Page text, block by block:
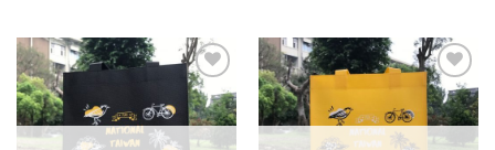
加入
「願
望輕
單」
加入
「願
望輕
單」